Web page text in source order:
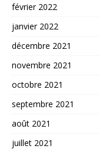
février 2022
janvier 2022
décembre 2021
novembre 2021
octobre 2021
septembre 2021
août 2021
juillet 2021